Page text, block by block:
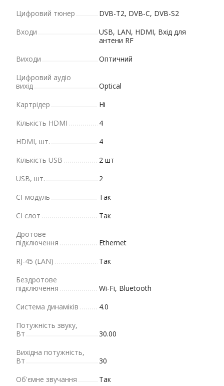
Цифровий тюнер
DVB-Т2, DVB-С, DVB-S2
Входи
USB, LAN, HDMI, Вхід для
антени RF
Виходи
Оптичний
Цифровий аудіо
вихід
Optical
Картрідер
Ні
Кількість HDMI
4
HDMI, шт.
4
Кількість USB
2 шт
USB, шт.
2
CI-модуль
Так
CI слот
Так
Дротове
підключення
Ethernet
RJ-45 (LAN)
Так
Бездротове
підключення
Wi-Fi, Bluetooth
Система динаміків
4.0
Потужність звуку,
Вт
30.00
Вихідна потужність,
Вт
30
Об'ємне звучання
Так